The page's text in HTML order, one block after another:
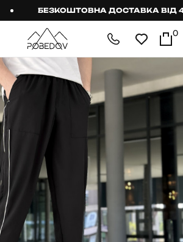
БЕЗКОШТОВНА ДОСТАВКА ВІД
0